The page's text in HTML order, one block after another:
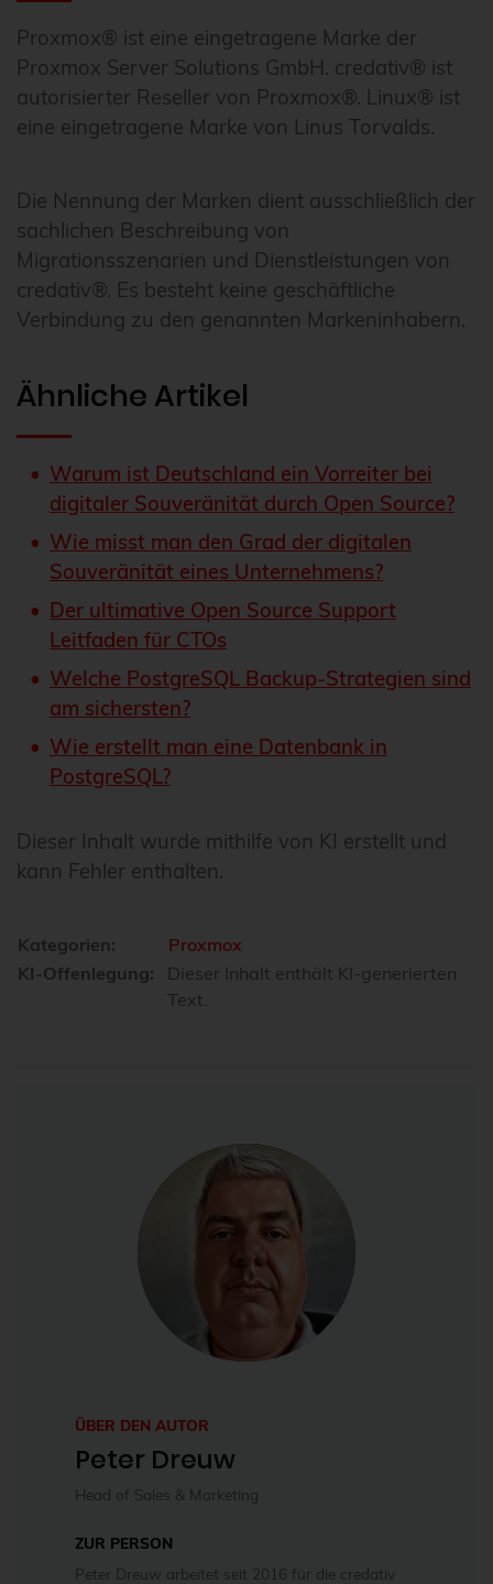
Proxmox® ist eine eingetragene Marke der
Proxmox Server Solutions GmbH. credativ® ist
autorisierter Reseller von Proxmox®. Linux® ist
eine eingetragene Marke von Linus Torvalds.
Die Nennung der Marken dient ausschließlich der
sachlichen Beschreibung von
Migrationsszenarien und Dienstleistungen von
credativ®. Es besteht keine geschäftliche
Verbindung zu den genannten Markeninhabern.
Ähnliche Artikel
Warum ist Deutschland ein Vorreiter bei
digitaler Souveränität durch Open Source?
Wie misst man den Grad der digitalen
Souveränität eines Unternehmens?
Der ultimative Open Source Support
Leitfaden für CTOs
Welche PostgreSQL Backup-Strategien sind
am sichersten?
Wie erstellt man eine Datenbank in
PostgreSQL?
Dieser Inhalt wurde mithilfe von KI erstellt und
kann Fehler enthalten.
Kategorien:
Proxmox
KI-Offenlegung:
Dieser Inhalt enthält KI-generierten
Text.
ÜBER DEN AUTOR
Peter Dreuw
Head of Sales & Marketing
ZUR PERSON
Peter Dreuw arbeitet seit 2016 für die credativ